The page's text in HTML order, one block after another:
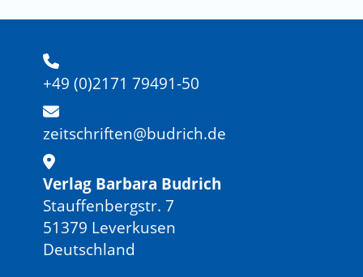
+49 (0)2171 79491-50
zeitschriften@budrich.de
Verlag Barbara Budrich
Stauffenbergstr. 7
51379 Leverkusen
Deutschland